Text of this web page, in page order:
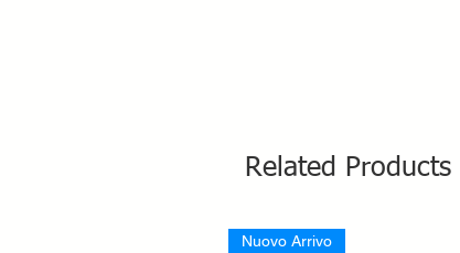
Related Products
Nuovo Arrivo